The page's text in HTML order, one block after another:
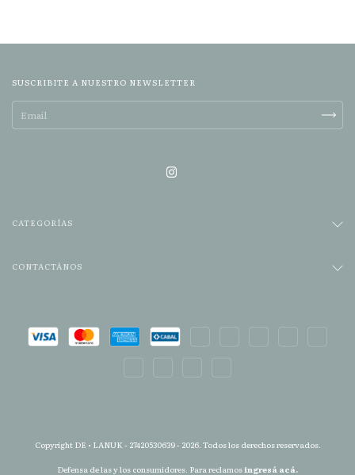
SUSCRIBITE A NUESTRO NEWSLETTER
CATEGORÍAS
CONTACTÁNOS
Copyright DE • LANUK - 27420530639 - 2026. Todos los derechos reservados.
Defensa de las y los consumidores. Para reclamosingresá acá.